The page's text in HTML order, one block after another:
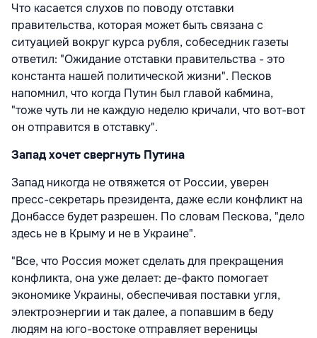
Что касается слухов по поводу отставки
правительства, которая может быть связана с
ситуацией вокруг курса рубля, собеседник газеты
ответил: "Ожидание отставки правительства - это
константа нашей политической жизни". Песков
напомнил, что когда Путин был главой кабмина,
"тоже чуть ли не каждую неделю кричали, что вот-вот
он отправится в отставку".
Запад хочет свергнуть Путина
Запад никогда не отвяжется от России, уверен
пресс-секретарь президента, даже если конфликт на
Донбассе будет разрешен. По словам Пескова, "дело
здесь не в Крыму и не в Украине".
"Все, что Россия может сделать для прекращения
конфликта, она уже делает: де-факто помогает
экономике Украины, обеспечивая поставки угля,
электроэнергии и так далее, а попавшим в беду
людям на юго-востоке отправляет вереницы